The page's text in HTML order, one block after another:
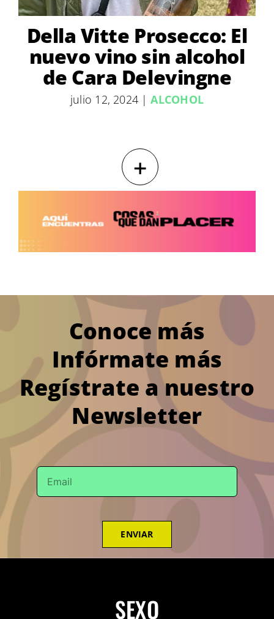
Della Vitte Prosecco: El
nuevo vino sin alcohol
de Cara Delevingne
julio 12, 2024 | ALCOHOL
+
Conoce más
Infórmate más
Regístrate a nuestro
Newsletter
ENVIAR
SEXO